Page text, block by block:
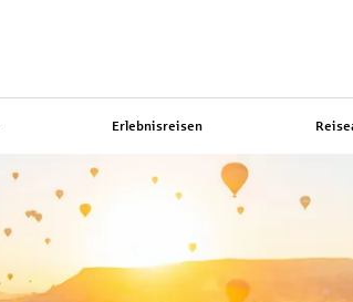
Erlebnisreisen